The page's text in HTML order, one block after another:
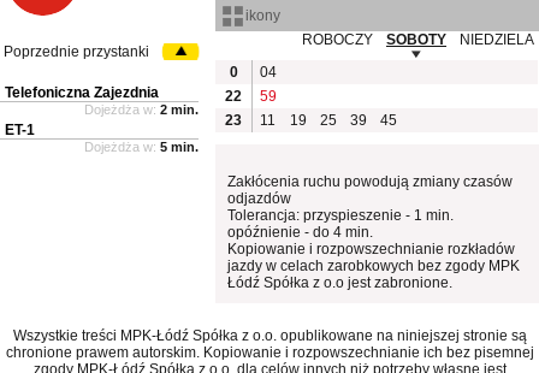
ikony
ROBOCZY
SOBOTY
NIEDZIELA
0
04
22
59
23
11 19 25 39 45
Zakłócenia ruchu powodują zmiany czasów
odjazdów
Tolerancja: przyspieszenie - 1 min.
opóźnienie - do 4 min.
Kopiowanie i rozpowszechnianie rozkładów
jazdy w celach zarobkowych bez zgody MPK
Łódź Spółka z o.o jest zabronione.
Poprzednie przystanki
Telefoniczna Zajezdnia
Dojeżdża w: 2 min.
ET-1
Dojeżdża w: 5 min.
Wszystkie treści MPK-Łódź Spółka z o.o. opublikowane na niniejszej stronie są
chronione prawem autorskim. Kopiowanie i rozpowszechnianie ich bez pisemnej
zgody MPK-Łódź Spółka z o.o. dla celów innych niż potrzeby własne jest